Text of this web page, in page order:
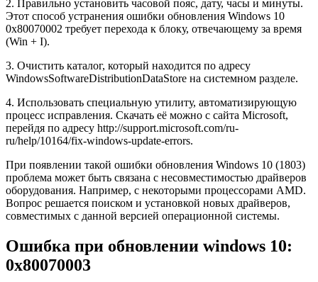
2. Правильно установить часовой пояс, дату, часы и минуты.
Этот способ устранения ошибки обновления Windows 10
0x80070002 требует перехода к блоку, отвечающему за время
(Win + I).
3. Очистить каталог, который находится по адресу
WindowsSoftwareDistributionDataStore на системном разделе.
4. Использовать специальную утилиту, автоматизирующую
процесс исправления. Скачать её можно с сайта Microsoft,
перейдя по адресу http://support.microsoft.com/ru-
ru/help/10164/fix-windows-update-errors.
При появлении такой ошибки обновления Windows 10 (1803)
проблема может быть связана с несовместимостью драйверов
оборудования. Например, с некоторыми процессорами AMD.
Вопрос решается поиском и установкой новых драйверов,
совместимых с данной версией операционной системы.
Ошибка при обновлении windows 10:
0x80070003